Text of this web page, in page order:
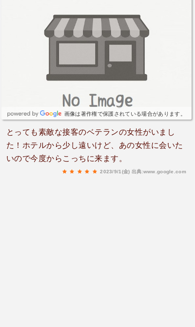
画像は著作権で保護されている場合があります。
とっても素敵な接客のベテランの女性がいまし
た！ホテルから少し遠いけど、あの女性に会いた
いので今度からこっちに来ます。
2023/9/1(金) 出典:www.google.com